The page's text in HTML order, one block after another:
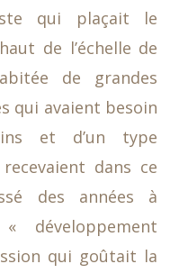
qui plaçait le
de l’échelle de
de grandes
qui avaient besoin
et d’un type
dans ce
des années à
développement
qui goûtait la